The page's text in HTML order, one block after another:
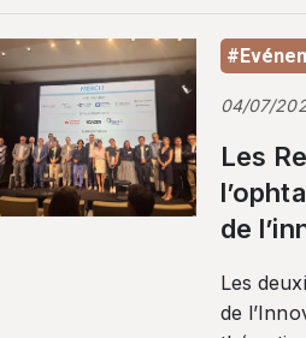
04/07/
Les
de
Les
de